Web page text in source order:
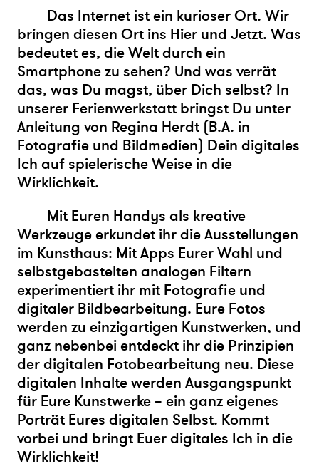
Das Internet ist ein kurioser Ort. Wir
bringen diesen Ort ins Hier und Jetzt. Was
bedeutet es, die Welt durch ein
Smartphone zu sehen? Und was verrät
das, was Du magst, über Dich selbst? In
unserer Ferienwerkstatt bringst Du unter
Anleitung von Regina Herdt (B.A. in
Fotografie und Bildmedien) Dein digitales
Ich auf spielerische Weise in die
Wirklichkeit.
Mit Euren Handys als kreative
Werkzeuge erkundet ihr die Ausstellungen
im Kunsthaus: Mit Apps Eurer Wahl und
selbstgebastelten analogen Filtern
experimentiert ihr mit Fotografie und
digitaler Bildbearbeitung. Eure Fotos
werden zu einzigartigen Kunstwerken, und
ganz nebenbei entdeckt ihr die Prinzipien
der digitalen Fotobearbeitung neu. Diese
digitalen Inhalte werden Ausgangspunkt
für Eure Kunstwerke – ein ganz eigenes
Porträt Eures digitalen Selbst. Kommt
vorbei und bringt Euer digitales Ich in die
Wirklichkeit!